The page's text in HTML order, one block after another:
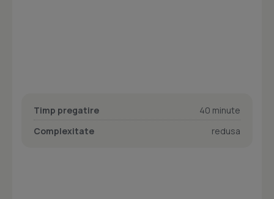
Timp pregatire
40 minute
Complexitate
redusa